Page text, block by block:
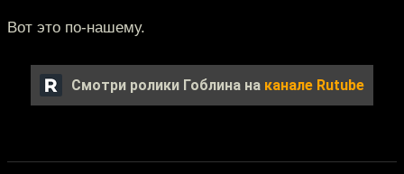
Вот это по-нашему.
Смотри ролики Гоблина на канале Rutube